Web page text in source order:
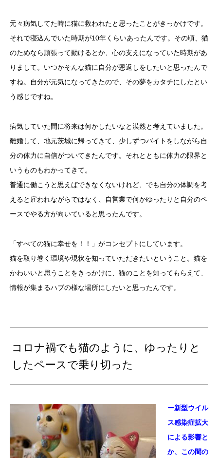
元々病気してた時に猫に救われたと思ったことがきっかけです。
それで寝込んでいた時期が10年くらいあったんです。その頃、猫
のためなら頑張って動けるとか、心の支えになっていた時期があ
りまして。いつかそんな猫に自分が恩返しをしたいと思ったんで
すね。自分が元気になってきたので、その夢をカタチにしたとい
う感じですね。
病気していた間に将来は何かしたいなと漠然と考えていました。
離婚して、地元茨城に帰ってきて、少しずつバイトをしながら自
分の体力に自信がついてきたんです。それとともに体力の限界と
いうものもわかってきて。
普通に働こうと思えばできなくないけれど、でも自分の体調を考
えると雇われながらではなく、自営業で何かゆったりと自分のペ
ースでやる方が向いていると思ったんです。
「すべての猫に幸せを！！」がコンセプトにしています。
猫を取り巻く環境や現状を知っていただきたいということ。猫を
かわいいと思うことをきっかけに、猫のことを知ってもらえて、
情報が集まるハブの様な場所にしたいと思ったんです。
コロナ禍でも猫のように、ゆったりと
したペースで乗り切った
ー新型ウイル
ス感染症拡大
による影響と
か、この間の